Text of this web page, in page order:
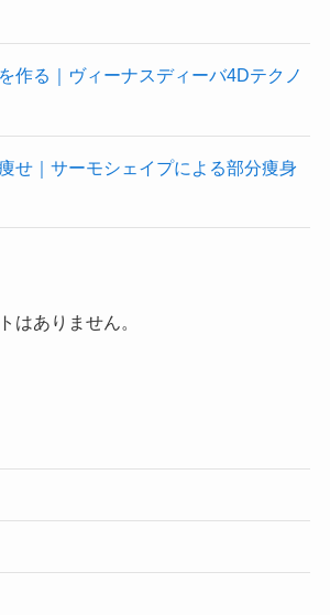
作る｜ヴィーナスディーバ4Dテクノ
せ｜サーモシェイプによる部分痩身
はありません。